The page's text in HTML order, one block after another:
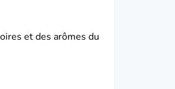
et des arômes du